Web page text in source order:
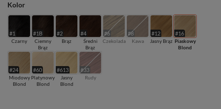
Kolor
#1
Czarny
#1B
Ciemny
Brąz
#2
Brąz
#4
Średni
Brąz
#6
Czekolada
#8
Kawa
#12
Jasny Brąz
#16
Piaskowy
Blond
#24
Miodowy
Blond
#60
Platynowy
Blond
#613
Jasny
Blond
#33
Rudy